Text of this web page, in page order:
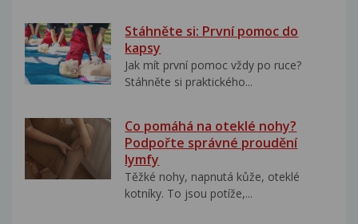
Stáhněte si: První pomoc do
kapsy
Jak mít první pomoc vždy po ruce?
Stáhněte si praktického...
Co pomáhá na oteklé nohy?
Podpořte správné proudění
lymfy
Těžké nohy, napnutá kůže, oteklé
kotníky. To jsou potíže,...